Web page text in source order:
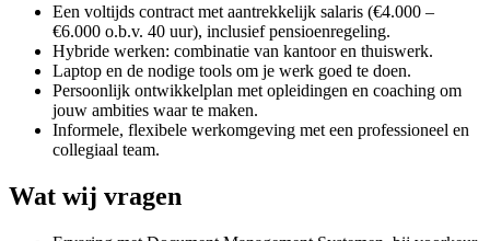
Een voltijds contract met aantrekkelijk salaris (€4.000 –
€6.000 o.b.v. 40 uur), inclusief pensioenregeling.
Hybride werken: combinatie van kantoor en thuiswerk.
Laptop en de nodige tools om je werk goed te doen.
Persoonlijk ontwikkelplan met opleidingen en coaching om
jouw ambities waar te maken.
Informele, flexibele werkomgeving met een professioneel en
collegiaal team.
Wat wij vragen